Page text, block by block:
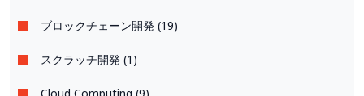
ブロックチェーン開発 (19)
スクラッチ開発 (1)